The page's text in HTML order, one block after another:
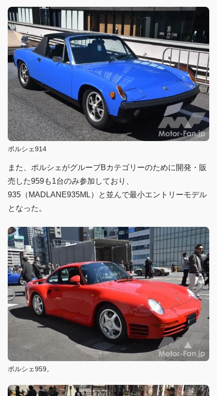
ポルシェ914
また、ポルシェがグループBカテゴリーのために開発・販
売した959も1台のみ参加しており、
935（MADLANE935ML）と並んで最小エントリーモデル
となった。
ポルシェ959。